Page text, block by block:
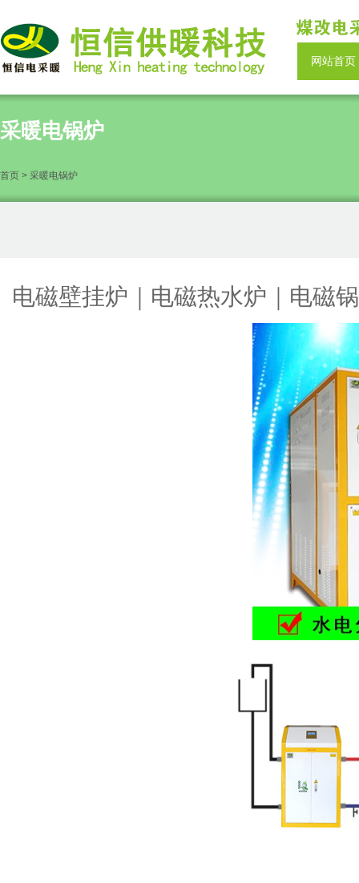
网站首页
采暖电锅炉
首页 > 采暖电锅炉
电磁壁挂炉｜电磁热水炉｜电磁